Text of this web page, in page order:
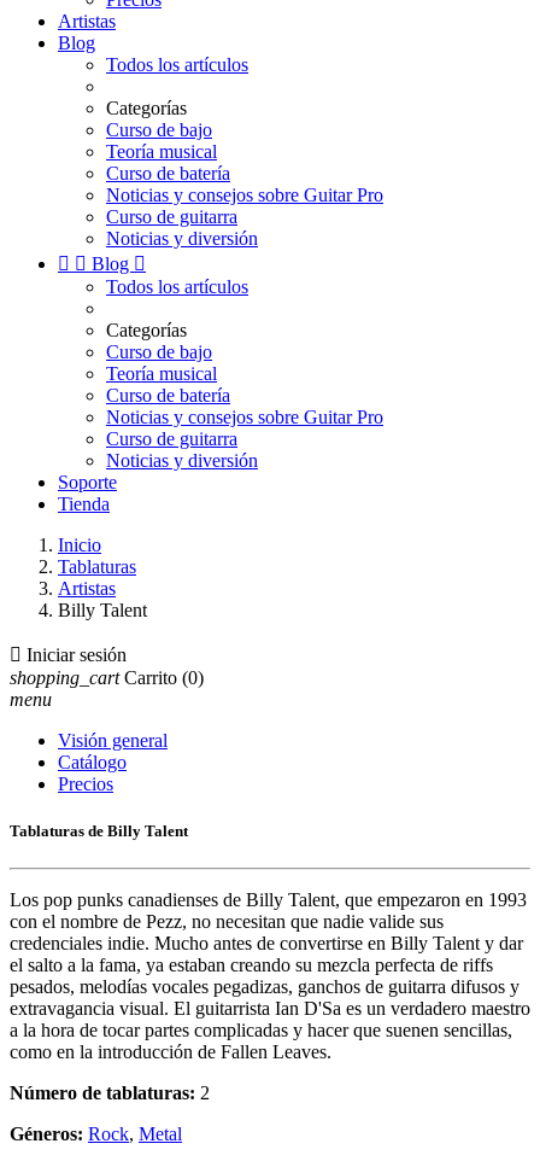
Artistas
Blog
Todos los artículos
Categorías
Curso de bajo
Teoría musical
Curso de batería
Noticias y consejos sobre Guitar Pro
Curso de guitarra
Noticias y diversión
  Blog 
Todos los artículos
Categorías
Curso de bajo
Teoría musical
Curso de batería
Noticias y consejos sobre Guitar Pro
Curso de guitarra
Noticias y diversión
Soporte
Tienda
Inicio
Tablaturas
Artistas
Billy Talent
 Iniciar sesión
shopping_cart Carrito (0)
menu
Visión general
Catálogo
Precios
Tablaturas de Billy Talent
Los pop punks canadienses de Billy Talent, que empezaron en 1993
con el nombre de Pezz, no necesitan que nadie valide sus
credenciales indie. Mucho antes de convertirse en Billy Talent y dar
el salto a la fama, ya estaban creando su mezcla perfecta de riffs
pesados, melodías vocales pegadizas, ganchos de guitarra difusos y
extravagancia visual. El guitarrista Ian D'Sa es un verdadero maestro
a la hora de tocar partes complicadas y hacer que suenen sencillas,
como en la introducción de Fallen Leaves.
Número de tablaturas: 2
Géneros: Rock, Metal